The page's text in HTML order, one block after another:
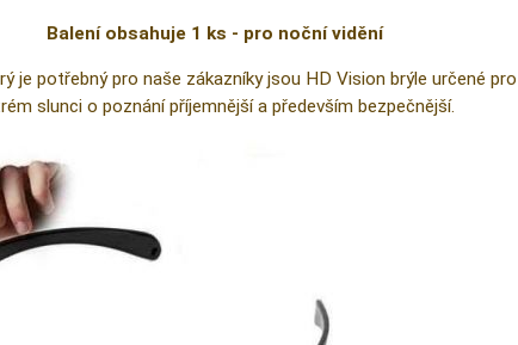
Balení obsahuje 1 ks - pro noční vidění
je potřebný pro naše zákazníky jsou HD Vision brýle určené
slunci o poznání příjemnější a především bezpečnější.